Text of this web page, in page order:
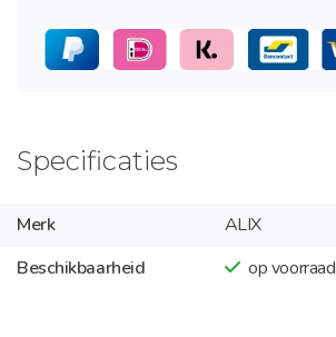
Specificaties
Merk
ALIX
Beschikbaarheid
op voorraad